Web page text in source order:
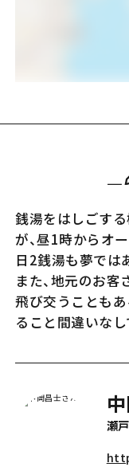
銭湯をはしごす
が、昼1時からオ
日2銭湯も夢では
また、地元のお
飛び交うことも
ること間違いなし
瀬